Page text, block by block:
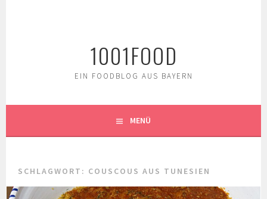
1001FOOD
EIN FOODBLOG AUS BAYERN
MENÜ
SCHLAGWORT: COUSCOUS AUS TUNESIEN